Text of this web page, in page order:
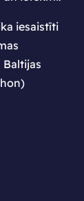
iesaistīti